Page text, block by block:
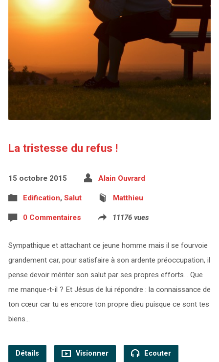
La tristesse du refus !
15 octobre 2015 Alain Ouvrard
Edification, Salut Matthieu
0 Commentaires 11176 vues
Sympathique et attachant ce jeune homme mais il se fourvoie
grandement car, pour satisfaire à son ardente préoccupation, il
pense devoir mériter son salut par ses propres efforts… Que
me manque-t-il ? Et Jésus de lui répondre : la connaissance de
ton cœur car tu es encore ton propre dieu puisque ce sont tes
biens…
Détails Visionner Ecouter